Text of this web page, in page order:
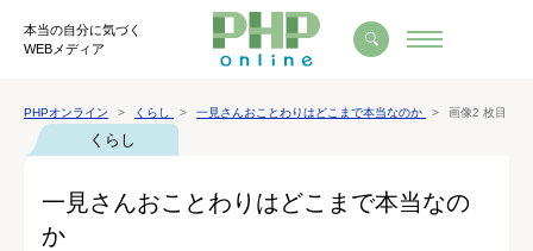
本当の自分に気づく
WEBメディア
PHPオンライン くらし 一見さんおことわりはどこまで本当なのか 画像2 枚目
くらし
一見さんおことわりはどこまで本当なの
か